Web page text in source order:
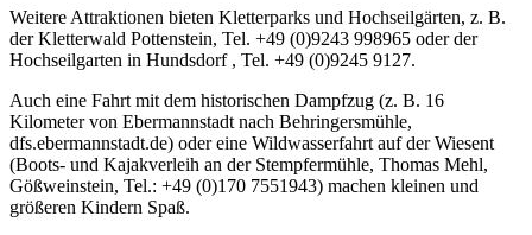
Weitere Attraktionen bieten Kletterparks und Hochseilgärten, z. B.
der Kletterwald Pottenstein, Tel. +49 (0)9243 998965 oder der
Hochseilgarten in Hundsdorf , Tel. +49 (0)9245 9127.
Auch eine Fahrt mit dem historischen Dampfzug (z. B. 16
Kilometer von Ebermannstadt nach Behringersmühle,
dfs.ebermannstadt.de) oder eine Wildwasserfahrt auf der Wiesent
(Boots- und Kajakverleih an der Stempfermühle, Thomas Mehl,
Gößweinstein, Tel.: +49 (0)170 7551943) machen kleinen und
größeren Kindern Spaß.